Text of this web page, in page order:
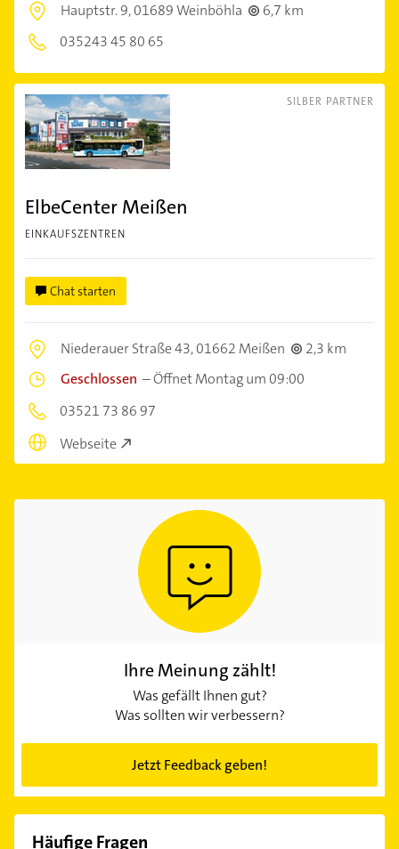
Hauptstr. 9,01689 Weinböhla
6,7 km
035243 45 80 65
SILBER PARTNER
ElbeCenter Meißen
EINKAUFSZENTREN
Chat starten
Niederauer Straße 43,01662 Meißen
2,3 km
Geschlossen –Öffnet Montag um 09:00
03521 73 86 97
Webseite
Ihre Meinung zählt!
Was gefällt Ihnen gut?
Was sollten wir verbessern?
Jetzt Feedback geben!
Häufige Fragen